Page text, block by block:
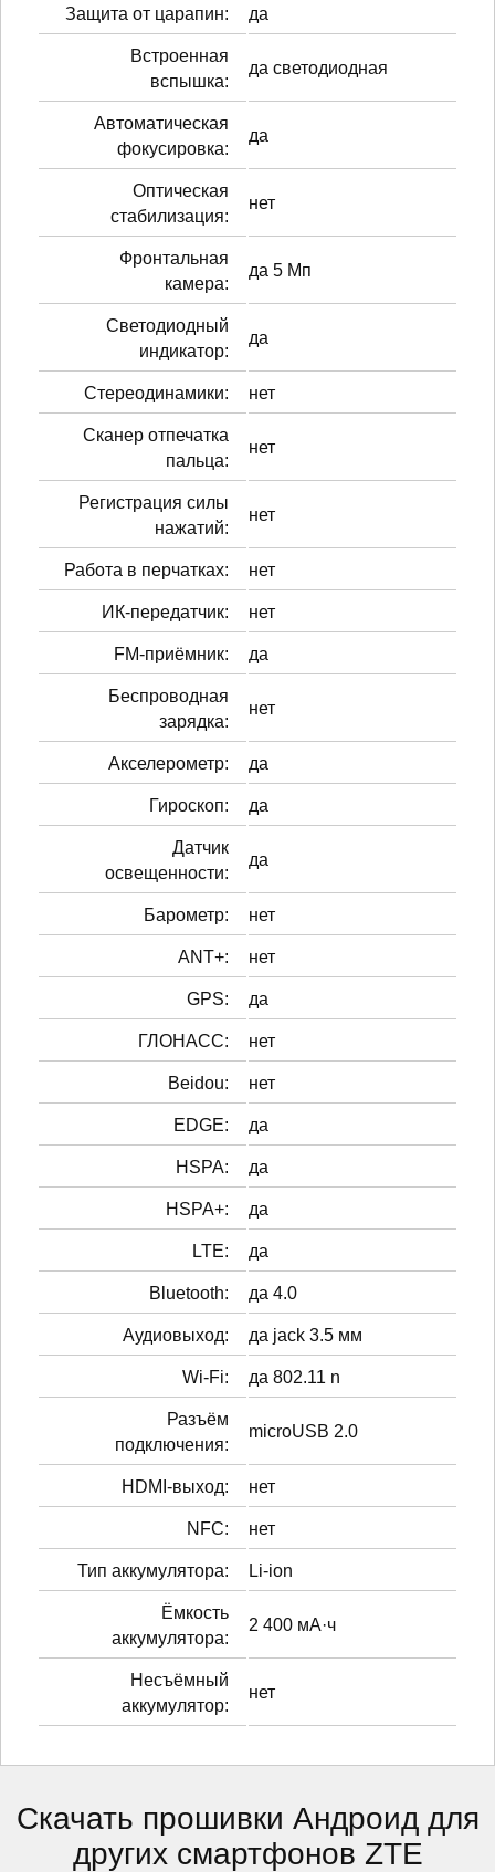
Защита от царапин: да
Встроенная
вспышка:
да светодиодная
Автоматическая
фокусировка:
да
Оптическая
стабилизация:
нет
Фронтальная
камера:
да 5 Мп
Светодиодный
индикатор:
да
Стереодинамики: нет
Сканер отпечатка
пальца:
нет
Регистрация силы
нажатий:
нет
Работа в перчатках: нет
ИК-передатчик: нет
FM-приёмник: да
Беспроводная
зарядка:
нет
Акселерометр: да
Гироскоп: да
Датчик
освещенности:
да
Барометр: нет
ANT+: нет
GPS: да
ГЛОНАСС: нет
Beidou: нет
EDGE: да
HSPA: да
HSPA+: да
LTE: да
Bluetooth: да 4.0
Аудиовыход: да jack 3.5 мм
Wi-Fi: да 802.11 n
Разъём
подключения:
microUSB 2.0
HDMI-выход: нет
NFC: нет
Тип аккумулятора: Li-ion
Ёмкость
аккумулятора:
2 400 мА·ч
Несъёмный
аккумулятор:
нет
Скачать прошивки Андроид для
других смартфонов ZTE